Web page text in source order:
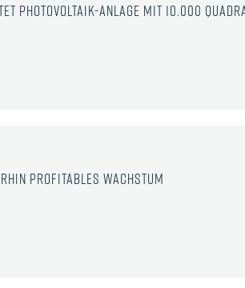
Photovoltaik-Anlage mit 10.000
profitables Wachstum